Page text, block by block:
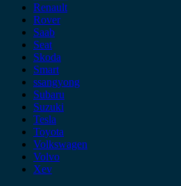
Renault
Rover
Saab
Seat
Skoda
Smart
ssangyong
Subaru
Suzuki
Tesla
Toyota
Volkswagen
Volvo
Xev